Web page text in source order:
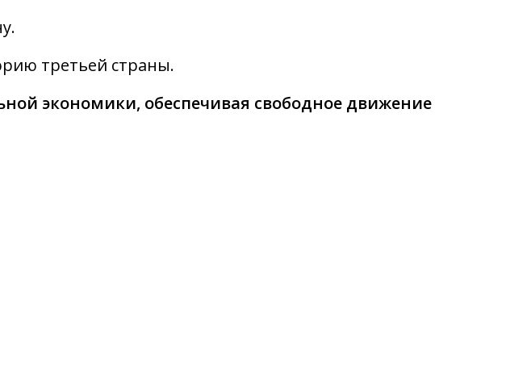
третьей страны.
экономики, обеспечивая свободное движение